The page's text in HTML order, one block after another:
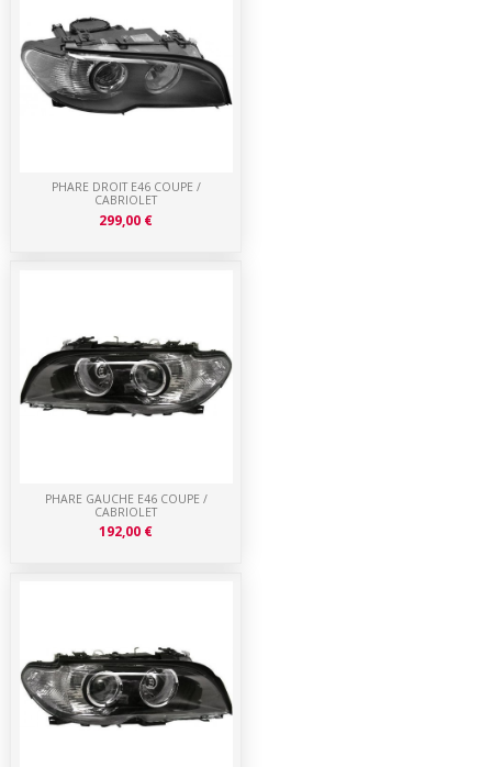
PHARE GAUCHE E46 COUPE /
CABRIOLET
192,00 €
PHARE DROIT E46 COUPE /
CABRIOLET
299,00 €